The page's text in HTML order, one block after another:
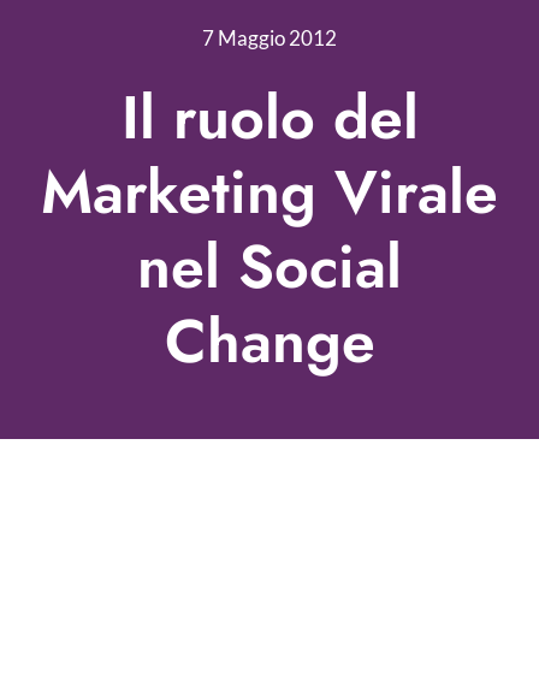
Nonprofit Blog
Fundraising Academy
Multimedia
Come contattarci
7 Maggio 2012
Il ruolo del
Marketing Virale
nel Social
Change